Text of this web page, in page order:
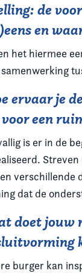
de
en
het hiermee
ervaar je
een
is er in de
verschillende
dat de
doet jouw
burger kan